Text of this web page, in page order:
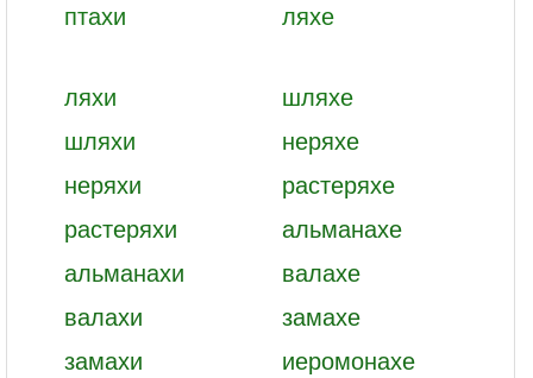
птахи
ляхе
ляхи
шляхе
шляхи
неряхе
неряхи
растеряхе
растеряхи
альманахе
альманахи
валахе
валахи
замахе
замахи
иеромонахе